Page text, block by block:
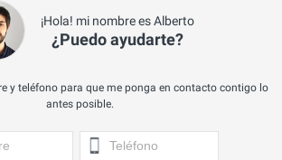
¡Hola! mi nombre es Alberto
¿Puedo ayudarte?
y teléfono para que me ponga en contacto contigo lo
antes posible.